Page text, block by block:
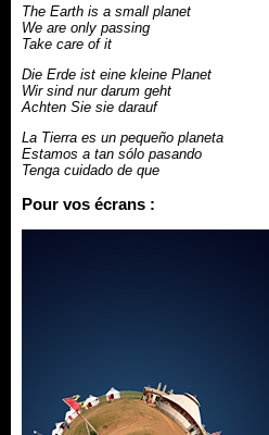
The Earth is a small planet
We are only passing
Take care of it
Die Erde ist eine kleine Planet
Wir sind nur darum geht
Achten Sie sie darauf
La Tierra es un pequeño planeta
Estamos a tan sólo pasando
Tenga cuidado de que
Pour vos écrans :